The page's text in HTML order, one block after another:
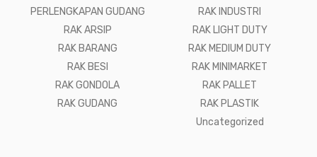
PERLENGKAPAN GUDANG
RAK ARSIP
RAK BARANG
RAK BESI
RAK GONDOLA
RAK GUDANG
RAK INDUSTRI
RAK LIGHT DUTY
RAK MEDIUM DUTY
RAK MINIMARKET
RAK PALLET
RAK PLASTIK
Uncategorized